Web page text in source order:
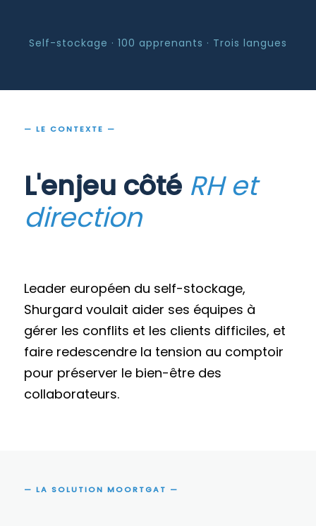
Self-stockage · 100 apprenants · Trois langues
— LE CONTEXTE —
L'enjeu côté RH et
direction
Leader européen du self-stockage,
Shurgard voulait aider ses équipes à
gérer les conflits et les clients difficiles, et
faire redescendre la tension au comptoir
pour préserver le bien-être des
collaborateurs.
— LA SOLUTION MOORTGAT —